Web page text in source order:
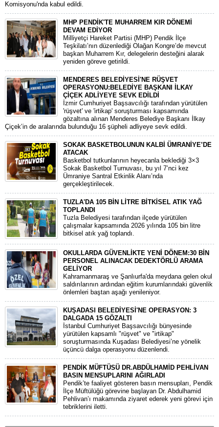
Komisyonu'nda kabul edildi.
MHP PENDİK'TE MUHARREM KIR DÖNEMİ
DEVAM EDİYOR
​Milliyetçi Hareket Partisi (MHP) Pendik İlçe
Teşkilatı’nın düzenlediği Olağan Kongre’de mevcut
başkan Muharrem Kır, delegelerin desteğini alarak
yeniden göreve getirildi.
MENDERES BELEDİYESİ'NE RÜŞVET
OPERASYONU:BELEDİYE BAŞKANI İLKAY
ÇİÇEK ADLİYEYE SEVK EDİLDİ
​İzmir Cumhuriyet Başsavcılığı tarafından yürütülen
'rüşvet' ve 'irtikap' soruşturması kapsamında
gözaltına alınan Menderes Belediye Başkanı İlkay
Çiçek’in de aralarında bulunduğu 16 şüpheli adliyeye sevk edildi.
SOKAK BASKETBOLUNUN KALBİ ÜMRANİYE’DE
ATACAK
Basketbol tutkunlarının heyecanla beklediği 3×3
Sokak Basketbol Turnuvası, bu yıl 7’nci kez
Ümraniye Santral Etkinlik Alanı’nda
gerçekleştirilecek.
TUZLA'DA 105 BİN LİTRE BİTKİSEL ATIK YAĞ
TOPLANDI
Tuzla Belediyesi tarafından ilçede yürütülen
çalışmalar kapsamında 2026 yılında 105 bin litre
bitkisel atık yağ toplandı.
OKULLARDA GÜVENLİKTE YENİ DÖNEM:30 BİN
PERSONEL ALINACAK DEDEKTÖRLÜ ARAMA
GELİYOR
​Kahramanmaraş ve Şanlıurfa'da meydana gelen okul
saldırılarının ardından eğitim kurumlarındaki güvenlik
önlemleri baştan aşağı yenileniyor.
KUŞADASI BELEDİYESİ'NE OPERASYON: 3
DALGADA 15 GÖZALTI
​İstanbul Cumhuriyet Başsavcılığı bünyesinde
yürütülen kapsamlı "rüşvet" ve "irtikap"
soruşturmasında Kuşadası Belediyesi’ne yönelik
üçüncü dalga operasyonu düzenlendi.
PENDİK MÜFTÜSÜ DR.ABDÜLHAMİD PEHLİVAN
BASIN MENSUPLARINI AĞIRLADI
​Pendik’te faaliyet gösteren basın mensupları, Pendik
İlçe Müftülüğü görevine başlayan Dr. Abdulhamid
Pehlivan’ı makamında ziyaret ederek yeni görevi için
tebriklerini iletti.